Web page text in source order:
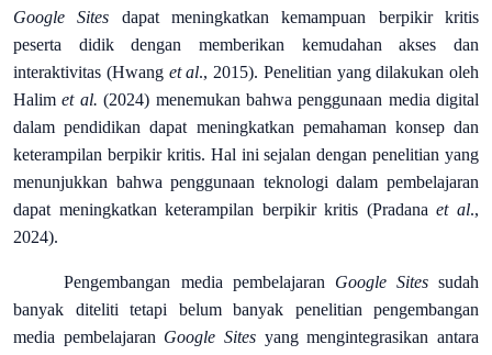
Google Sites dapat meningkatkan kemampuan berpikir kritis
peserta didik dengan memberikan kemudahan akses dan
interaktivitas (Hwang et al., 2015). Penelitian yang dilakukan oleh
Halimet al.(2024) menemukan bahwa penggunaan media digital
dalam pendidikan dapat meningkatkan pemahaman konsep dan
keterampilan berpikir kritis. Hal ini sejalan dengan penelitian yang
menunjukkan bahwa penggunaan teknologi dalam pembelajaran
dapat meningkatkan keterampilan berpikir kritis (Pradanaet al.,
2024).
Pengembangan media pembelajaran Google Sites sudah
banyak diteliti tetapi belum banyak penelitian pengembangan
media pembelajaran Google Sites yang mengintegrasikan antara